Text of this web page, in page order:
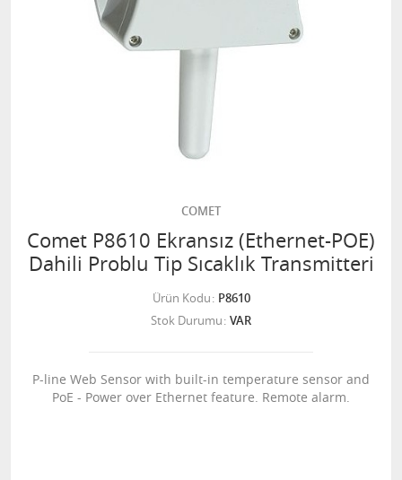
COMET
Comet P8610 Ekransız (Ethernet-POE)
Dahili Problu Tip Sıcaklık Transmitteri
Ürün Kodu P8610
Stok Durumu VAR
P-line Web Sensor with built-in temperature sensor and
PoE - Power over Ethernet feature. Remote alarm.